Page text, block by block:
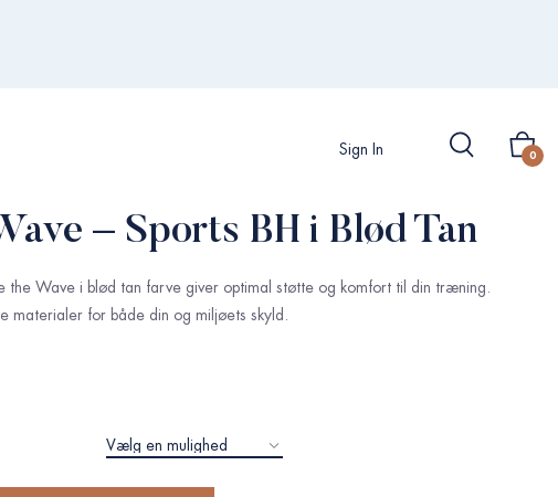
Sign In 0
– Sports BH i Blød Tan
the Wave i blød tan farve giver optimal støtte og komfort til din træning.
materialer for både din og miljøets skyld.